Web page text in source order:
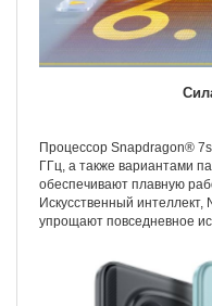
Процессор Snapdragon®
ГГц, а также вариантами
обеспечивают плавную
Искусственный интеллект,
упрощают повседневное